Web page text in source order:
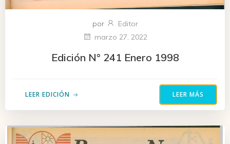
por
Editor
marzo 27, 2022
Edición N° 241 Enero 1998
LEER EDICIÓN LEER MÁS